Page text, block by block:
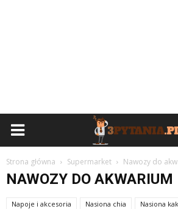
Strona główna Supermarket Nawozy do
NAWOZY DO AKWARIUM
Napoje i akcesoria Nasiona chia Nasiona